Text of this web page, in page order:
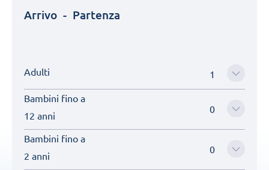
Arrivo - Partenza
Adulti
Bambini fino a
12 anni
Bambini fino a
2 anni